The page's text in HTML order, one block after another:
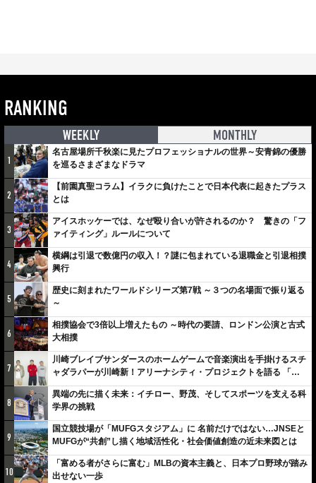
RANKING
WEEKLY MONTHLY
1
名古屋場所千秋楽に見たプロフェッショナルの世界～安青錦の優勝
を巡るさまざまなドラマ
2
【前園真聖コラム】イラクに負けたことで日本代表に起きたプラス
とは
3
アイスホッケーでは、なぜ殴り合いが許されるのか？ 驚きの「フ
ァイティング」ルールについて
4
横綱は引退で数億円の収入！？謎に包まれている退職金と引退相撲
興行
5
歴史に刻まれたワールドシリーズ第7戦 ～３つの名場面で振り返る
～
6
相撲協会で3倍以上増えたもの ～時代の要請、ロンドン公演と古式
大相撲
7
川崎ブレイブサンダースのホームゲームで音楽演出を手掛けるスチ
ャダラパーが川崎新！アリーナシティ・プロジェクトを語る 「楽
しみでしかないでしょ。川崎は、ずっと成長曲線だから」
8
異端の先に描く未来：イチロー、野茂、そしてスポーツを支える科
学界の挑戦
9
国立競技場が「MUFGスタジアム」に 名前だけではない…JNSEと
MUFGが“共創”し描く地域活性化・社会価値創造の近未来図とは
10
「富める者がさらに富む」MLBの資本主義と、日本プロ野球が踏み
出せない一歩